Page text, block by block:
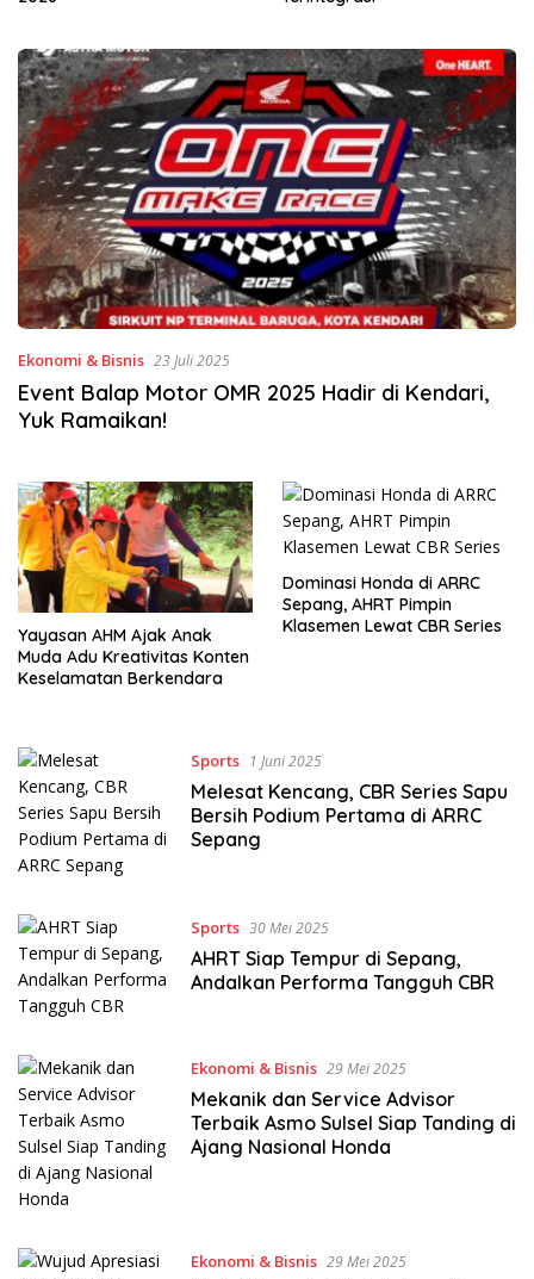
Ekonomi & Bisnis 23 Juli 2025
Event Balap Motor OMR 2025 Hadir di Kendari,
Yuk Ramaikan!
Yayasan AHM Ajak Anak
Muda Adu Kreativitas Konten
Keselamatan Berkendara
Dominasi Honda di ARRC
Sepang, AHRT Pimpin
Klasemen Lewat CBR Series
Sports 1 Juni 2025
Melesat Kencang, CBR Series Sapu
Bersih Podium Pertama di ARRC
Sepang
Sports 30 Mei 2025
AHRT Siap Tempur di Sepang,
Andalkan Performa Tangguh CBR
Ekonomi & Bisnis 29 Mei 2025
Mekanik dan Service Advisor
Terbaik Asmo Sulsel Siap Tanding di
Ajang Nasional Honda
Ekonomi & Bisnis 29 Mei 2025